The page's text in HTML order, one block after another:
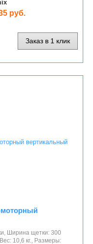
руб.
Заказ в 1 клик
моторный
Ширина щетки: 300
10,6 кг., Размеры: